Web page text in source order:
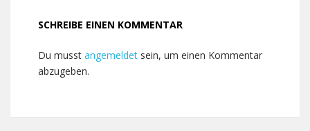
SCHREIBE EINEN KOMMENTAR
Du musst angemeldet sein, um einen Kommentar
abzugeben.